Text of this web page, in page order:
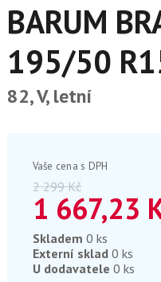
BARUM
195/50
82, V, letní
Vaše cena s DPH
2 299 Kč
1 667,23
Skladem 0 ks
Externí sklad 0 ks
U dodavatele 0 ks